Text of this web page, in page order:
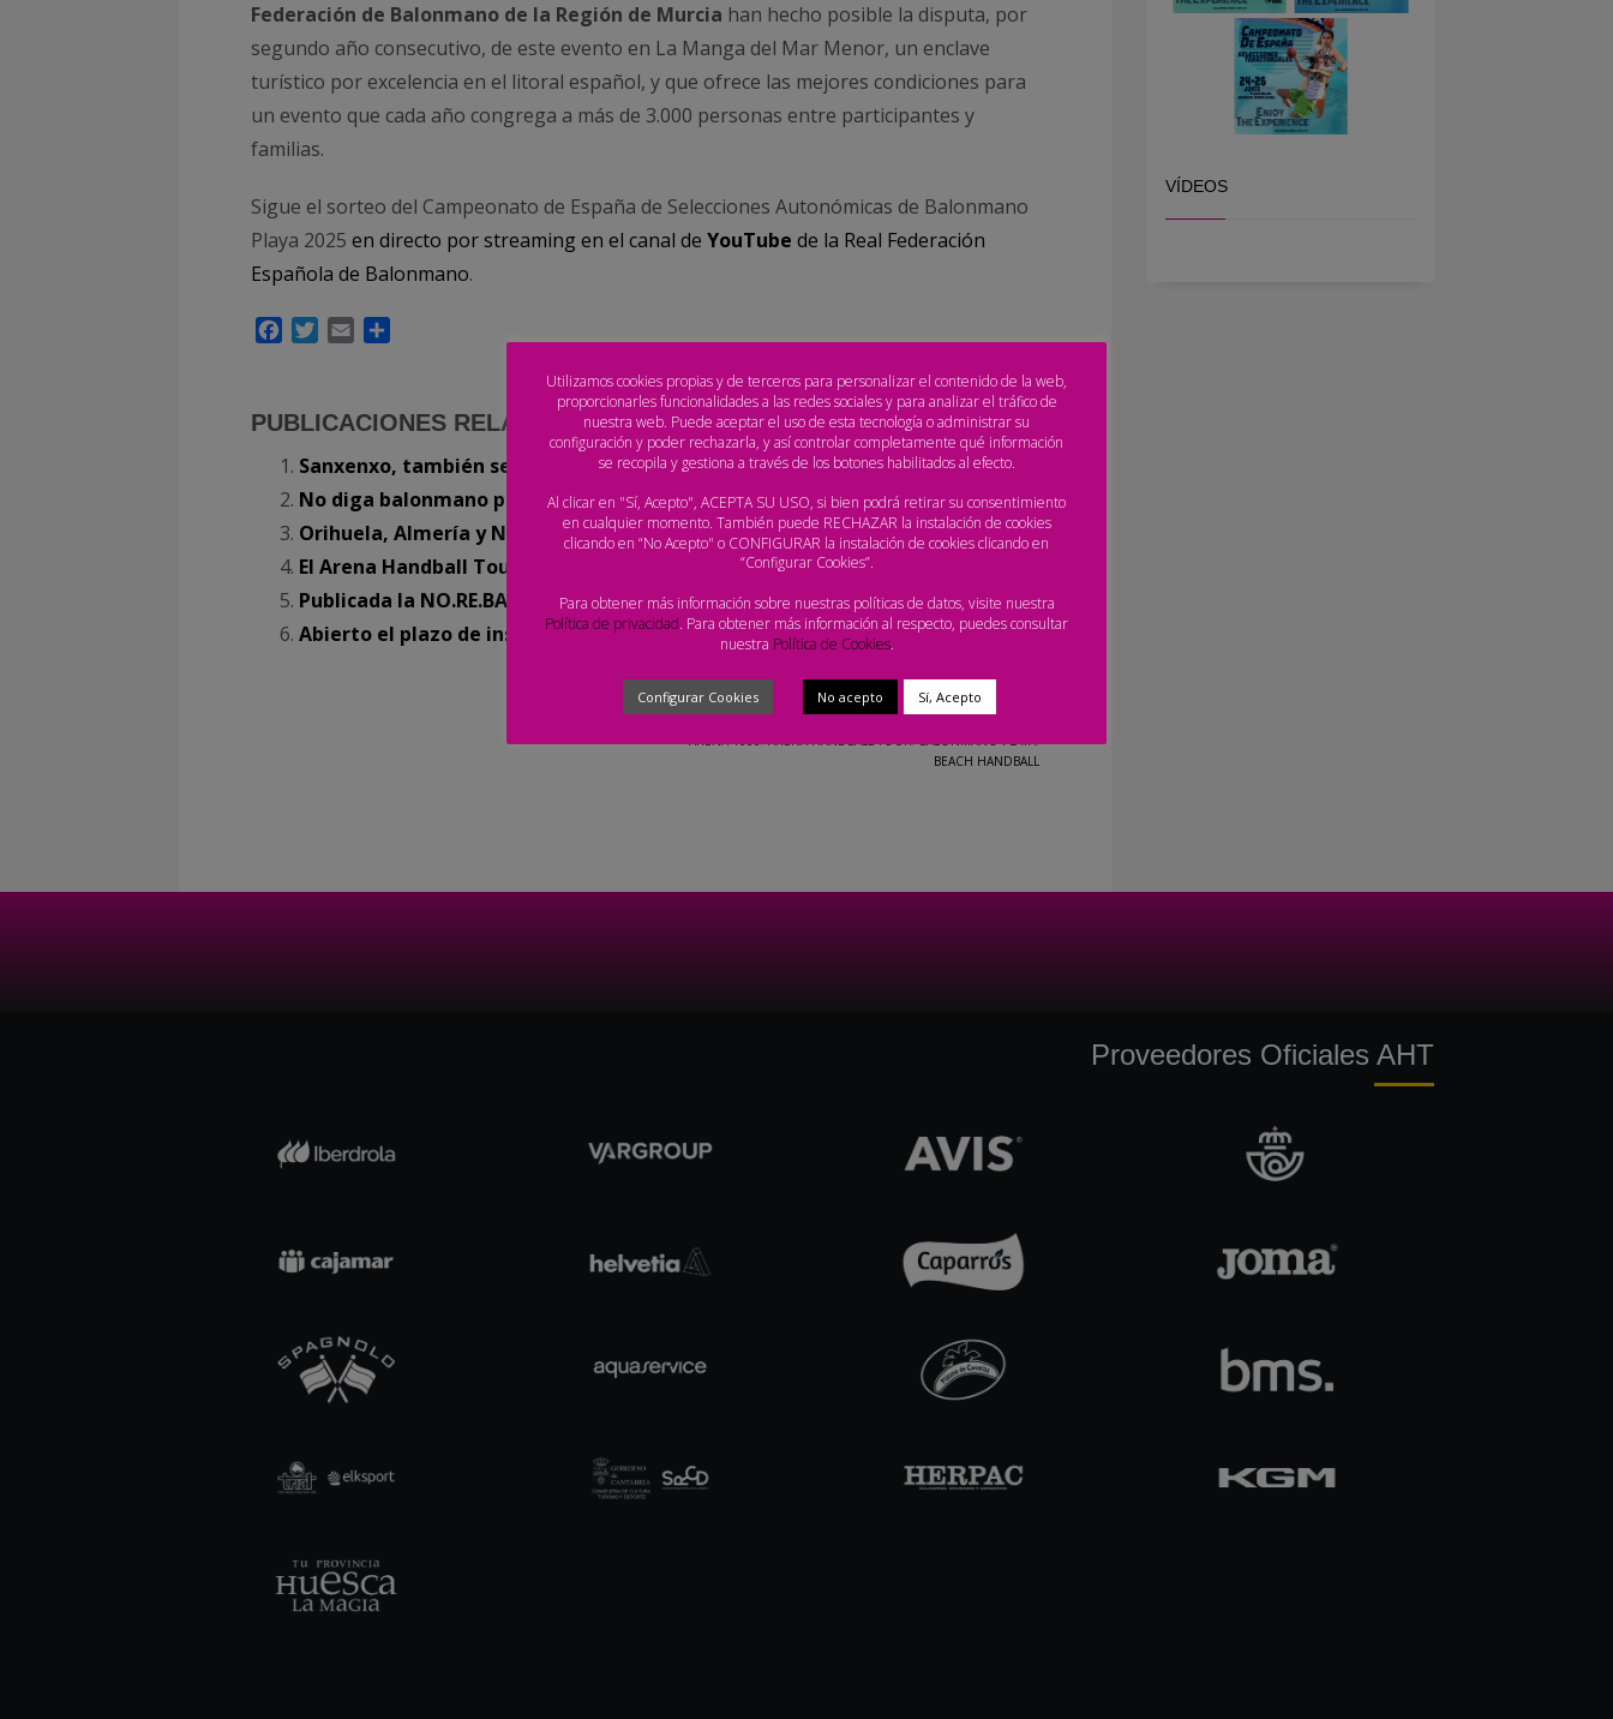
Federación de Balonmano de la Región de Murcia han hecho posible la disputa, por
segundo año consecutivo, de este evento en La Manga del Mar Menor, un enclave
turístico por excelencia en el litoral español, y que ofrece las mejores condiciones para
un evento que cada año congrega a más de 3.000 personas entre participantes y
familias.
Sigue el sorteo del Campeonato de España de Selecciones Autonómicas de Balonmano
Playa 2025en directo por streaming en el canal deYouTube de la Real Federación
Española de Balonmano.
FacebookTwitter
Email
PUBLICACIONES RELACIONADAS:
Sanxenxo, también sede del Arena 1000
No diga balonmano playa, diga Andalucía
Orihuela, Almería y Nazaré, primeras pruebas del Arena Handball Tour 2023
El Arena Handball Tour regresa a Cádiz en forma de Arena 1000
Publicada la NO.RE.BAP. 2023
Abierto el plazo de inscripciones para el Master 1000 de La Manga
ARENA 1000,ARENA HANDBALL TOUR,BALONMANO PLAYA,
BEACH HANDBALL
VÍDEOS
Proveedores Oficiales AHT
Utilizamos cookies propias y de terceros para personalizar el contenido de la web,
proporcionarles funcionalidades a las redes sociales y para analizar el tráfico de
nuestra web. Puede aceptar el uso de esta tecnología o administrar su
configuración y poder rechazarla, y así controlar completamente qué información
se recopila y gestiona a través de los botones habilitados al efecto.
Al clicar en "Sí, Acepto", ACEPTA SU USO, si bien podrá retirar su consentimiento
en cualquier momento. También puede RECHAZAR la instalación de cookies
clicando en “No Acepto" o CONFIGURAR la instalación de cookies clicando en
“Configurar Cookies”.
Para obtener más información sobre nuestras políticas de datos, visite nuestra
Política de privacidad. Para obtener más información al respecto, puedes consultar
nuestra Política de Cookies.
Configurar Cookies No acepto Sí, Acepto